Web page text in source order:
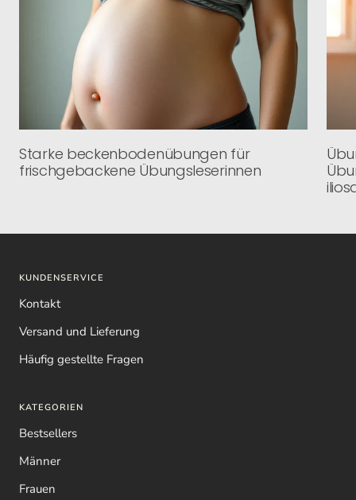
Starke beckenbodenübungen für
frischgebackene Übungsleserinnen
KUNDENSERVICE
Kontakt
Versand und Lieferung
Häufig gestellte Fragen
KATEGORIEN
Bestsellers
Männer
Frauen